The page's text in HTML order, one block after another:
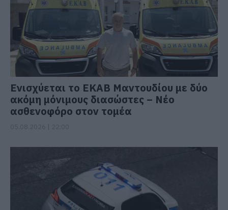
Ενισχύεται το ΕΚΑΒ Μαντουδίου με δύο
ακόμη μόνιμους διασώστες – Νέο
ασθενοφόρο στον τομέα